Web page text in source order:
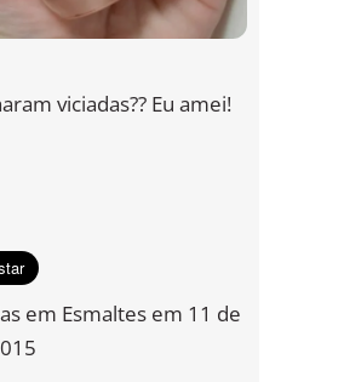
viciadas?? Eu amei!
em Esmaltes em 11 de